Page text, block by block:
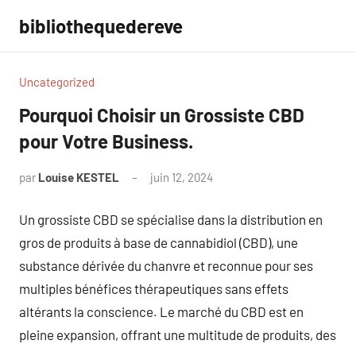
contenu
bibliothequedereve
Uncategorized
Pourquoi Choisir un Grossiste CBD
pour Votre Business.
par Louise KESTEL juin 12, 2024
Un grossiste CBD se spécialise dans la distribution en
gros de produits à base de cannabidiol (CBD), une
substance dérivée du chanvre et reconnue pour ses
multiples bénéfices thérapeutiques sans effets
altérants la conscience. Le marché du CBD est en
pleine expansion, offrant une multitude de produits, des